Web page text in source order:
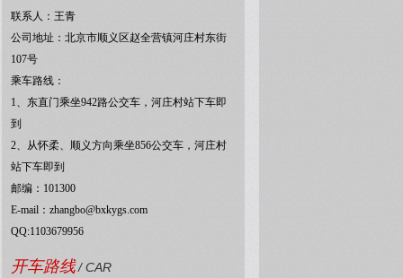
联系人：王青
公司地址：北京市顺义区赵全营镇河庄村东街
107号
乘车路线：
1、东直门乘坐942路公交车，河庄村站下车即
到
2、从怀柔、顺义方向乘坐856公交车，河庄村
站下车即到
邮编：101300
E-mail：zhangbo@bxkygs.com
QQ:1103679956
开车路线/ CAR